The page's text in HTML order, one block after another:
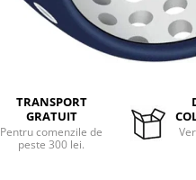
TRANSPORT
GRATUIT
Pentru comenzile de
peste 300 lei.